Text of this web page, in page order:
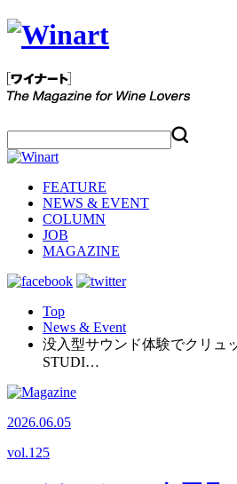
FEATURE
NEWS & EVENT
COLUMN
JOB
MAGAZINE
Top
News & Event
没入型サウンド体験でクリュ
STUDI…
2026.06.05
vol.125